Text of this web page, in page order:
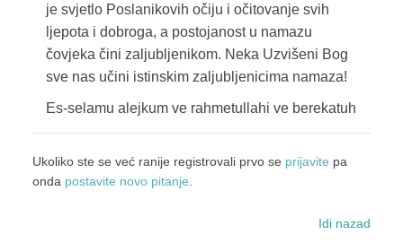
je svjetlo Poslanikovih očiju i očitovanje svih
ljepota i dobroga, a postojanost u namazu
čovjeka čini zaljubljenikom. Neka Uzvišeni Bog
sve nas učini istinskim zaljubljenicima namaza!
Es-selamu alejkum ve rahmetullahi ve berekatuh
Ukoliko ste se već ranije registrovali prvo se prijavite pa
onda postavite novo pitanje.
Idi nazad